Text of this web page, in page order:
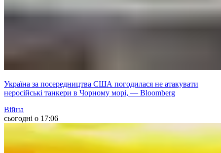
Україна за посередництва США погодилася не атакувати
неросійські танкери в Чорному морі, — Bloomberg
Війна
сьогодні о 17:06